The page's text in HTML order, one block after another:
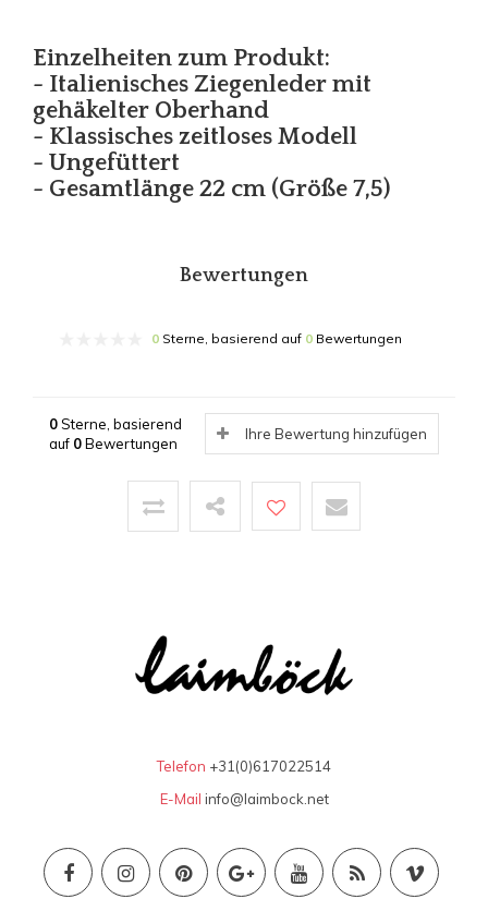
Einzelheiten zum Produkt:
- Italienisches Ziegenleder mit
gehäkelter Oberhand
- Klassisches zeitloses Modell
- Ungefüttert
- Gesamtlänge 22 cm (Größe 7,5)
Bewertungen
0 Sterne, basierend auf 0 Bewertungen
0Sterne, basierend
auf 0Bewertungen
Ihre Bewertung hinzufügen
Telefon +31(0)617022514
E-Mail info@laimbock.net